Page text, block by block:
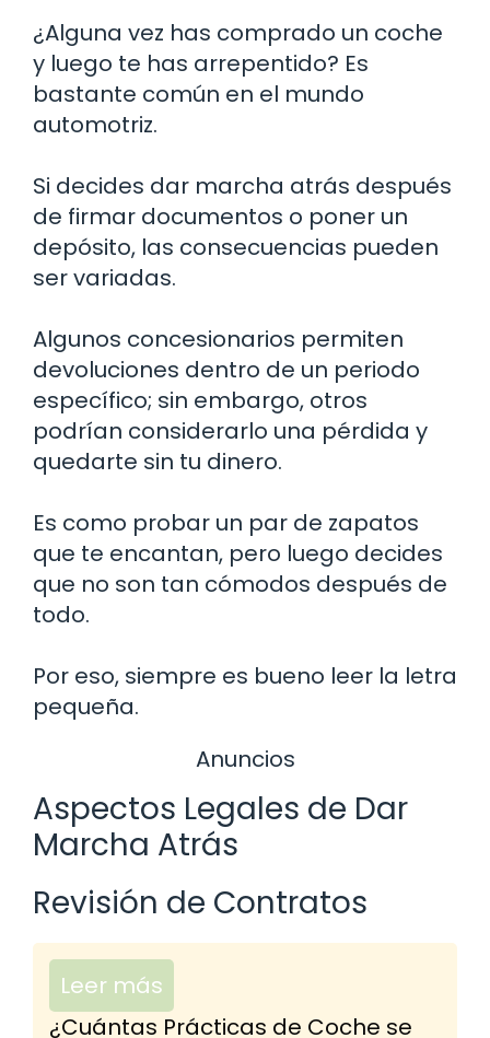
¿Alguna vez has comprado un coche
y luego te has arrepentido? Es
bastante común en el mundo
automotriz.
Si decides dar marcha atrás después
de firmar documentos o poner un
depósito, las consecuencias pueden
ser variadas.
Algunos concesionarios permiten
devoluciones dentro de un periodo
específico; sin embargo, otros
podrían considerarlo una pérdida y
quedarte sin tu dinero.
Es como probar un par de zapatos
que te encantan, pero luego decides
que no son tan cómodos después de
todo.
Por eso, siempre es bueno leer la letra
pequeña.
Anuncios
Aspectos Legales de Dar
Marcha Atrás
Revisión de Contratos
Leer más
¿Cuántas Prácticas de Coche se